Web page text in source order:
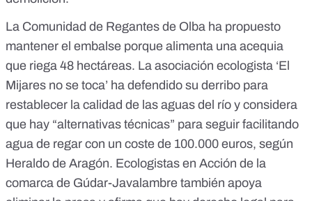
La Comunidad de Regantes de Olba ha propuesto
mantener el embalse porque alimenta una acequia
que riega 48 hectáreas. La asociación ecologista ‘El
Mijares no se toca’ ha defendido su derribo para
restablecer la calidad de las aguas del río y considera
que hay “alternativas técnicas” para seguir facilitando
agua de regar con un coste de 100.000 euros, según
Heraldo de Aragón. Ecologistas en Acción de la
comarca de Gúdar-Javalambre también apoya